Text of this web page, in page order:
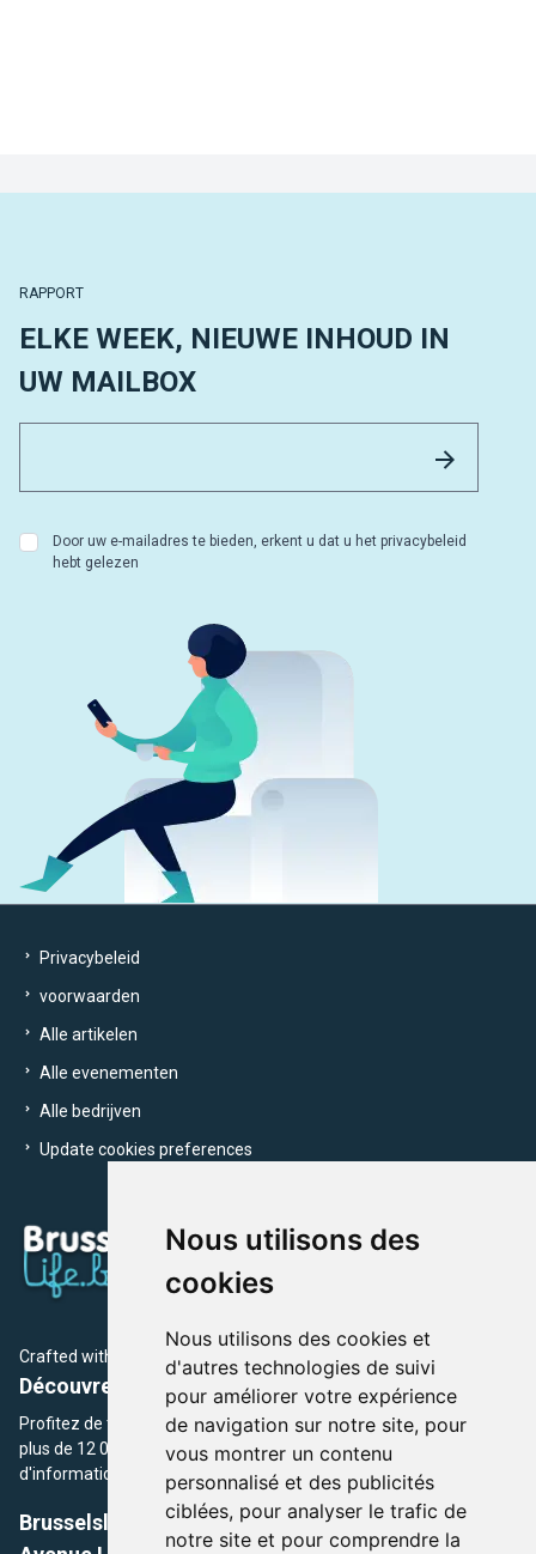
Nous utilisons des
cookies
Nous utilisons des cookies et
d'autres technologies de suivi
pour améliorer votre expérience
de navigation sur notre site, pour
vous montrer un contenu
personnalisé et des publicités
ciblées, pour analyser le trafic de
notre site et pour comprendre la
RAPPORT
ELKE WEEK, NIEUWE INHOUD IN
UW MAILBOX
Door uw e-mailadres te bieden, erkent u dat u het privacybeleid
hebt gelezen
Privacybeleid
voorwaarden
Alle artikelen
Alle evenementen
Alle bedrijven
Update cookies preferences
Crafted with by Brusselslife Team
Découvrez plus de 12 000 adresses et événements
Profitez de toutes les sections de BrusselsLife.be et découvrez
plus de 12 000 adresses et un grand choix d'événements,
d'informations et de conseils et astuces de notre écriture.
Brusselslife.be